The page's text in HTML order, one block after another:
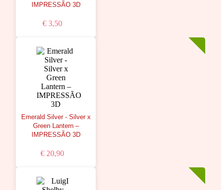
IMPRESSÃO 3D
€ 3,50
Emerald Silver - Silver x
Green Lantern –
IMPRESSÃO 3D
€ 20,90